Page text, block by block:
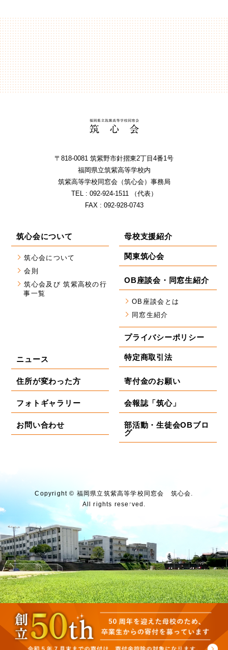
〒818-0081 筑紫野市針摺東2丁⽬4番1号
福岡県⽴筑紫⾼等学校内
筑紫⾼等学校同窓会（筑⼼会）事務局
TEL : 092-924-1511 （代表）
FAX : 092-928-0743
筑心会について
筑心会について
会則
筑心会及び 筑紫高校の行
事一覧
母校支援紹介
関東筑心会
OB座談会・同窓生紹介
OB座談会とは
同窓生紹介
プライバシーポリシー
特定商取引法
ニュース
住所が変わった方
フォトギャラリー
お問い合わせ
寄付金のお願い
会報誌「筑心」
部活動・生徒会OBブロ
グ
Copyright © 福岡県⽴筑紫⾼等学校同窓会 筑⼼会.
All rights reserved.